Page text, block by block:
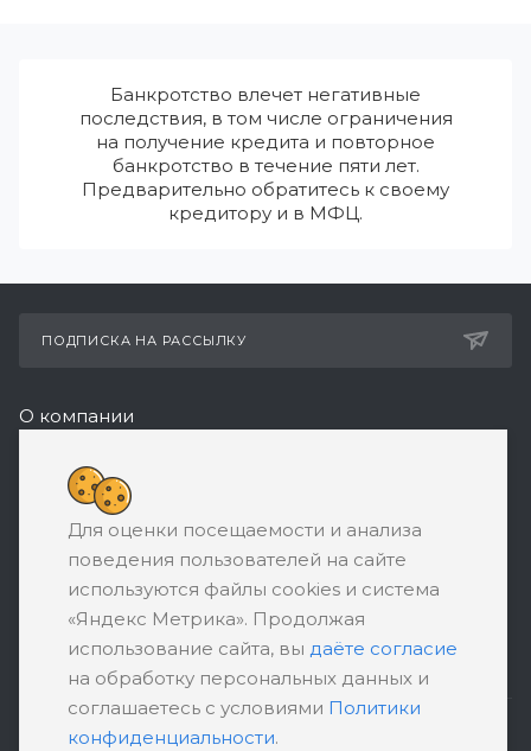
Банкротство влечет негативные
последствия, в том числе ограничения
на получение кредита и повторное
банкротство в течение пяти лет.
Предварительно обратитесь к своему
кредитору и в МФЦ.
ПОДПИСКА НА РАССЫЛКУ
О компании
Реквизиты
+7 (495) 532-05-11
ЗАКАЗАТЬ ЗВОНОК
support@ratingbankrotstva.ru
111398, Москва, ул. Плеханова, д. 30,
абонентский ящик №5
Для оценки посещаемости и анализа
поведения пользователей на сайте
используются файлы cookies и система
«Яндекс Метрика». Продолжая
использование сайта, вы даёте согласие
на обработку персональных данных и
соглашаетесь с условиями Политики
конфиденциальности.